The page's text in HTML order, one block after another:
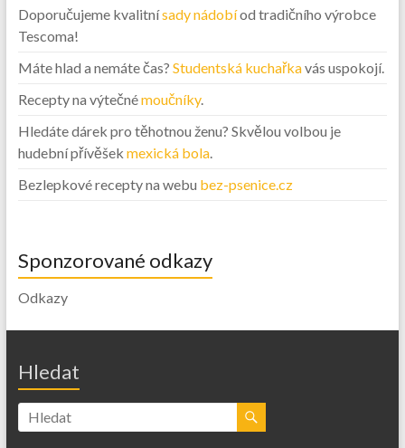
Doporučujeme kvalitnísady nádobíod tradičního výrobce
Tescoma!
Máte hlad a nemáte čas? Studentská kuchařkavás uspokojí.
Recepty na výtečnémoučníky.
Hledáte dárek pro těhotnou ženu? Skvělou volbou je
hudební přívěšek mexická bola.
Bezlepkové recepty na webu bez-psenice.cz
Sponzorované odkazy
Odkazy
Hledat